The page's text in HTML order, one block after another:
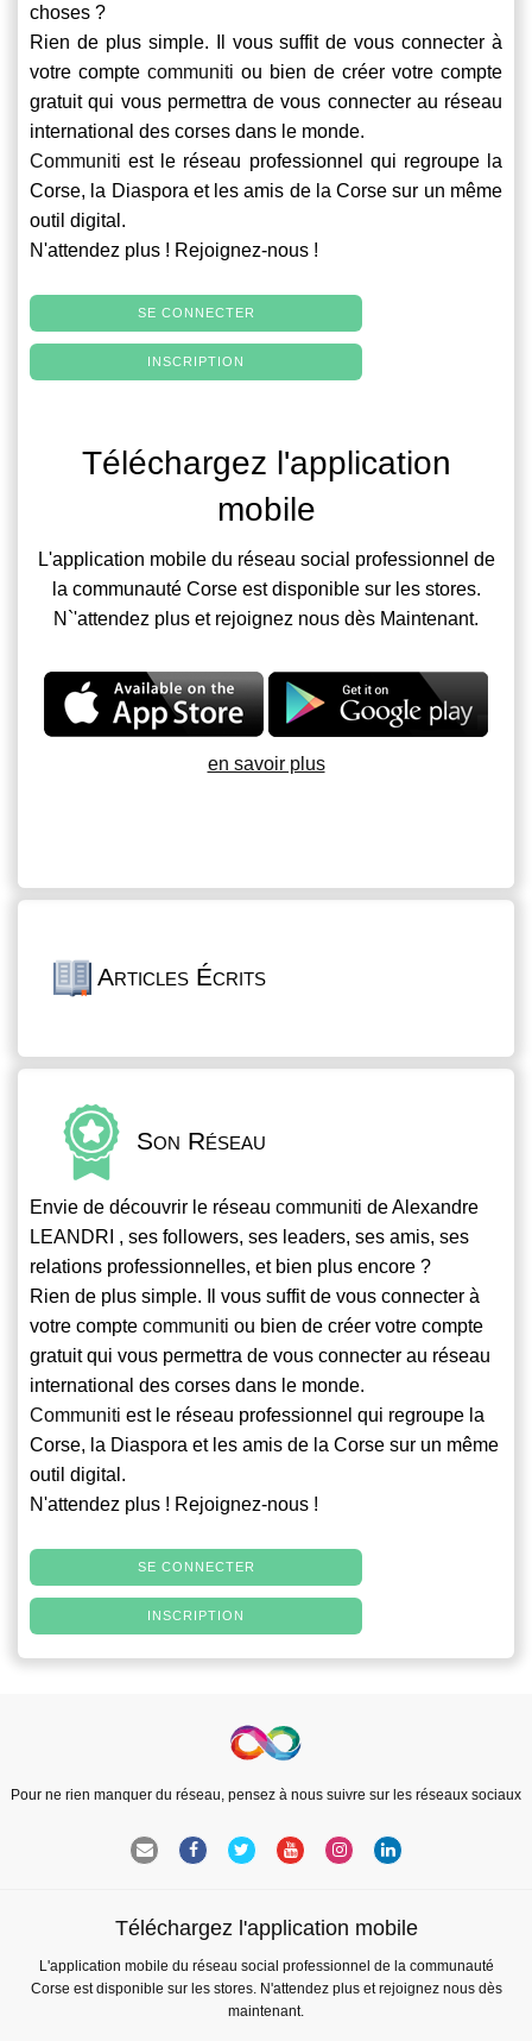
choses ?
Rien de plus simple. Il vous suffit de vous connecter à
votre compte communiti ou bien de créer votre compte
gratuit qui vous permettra de vous connecter au réseau
international des corses dans le monde.
Communiti est le réseau professionnel qui regroupe la
Corse, la Diaspora et les amis de la Corse sur un même
outil digital.
N'attendez plus ! Rejoignez-nous !
SE CONNECTER
INSCRIPTION
Téléchargez l'application
mobile
L'application mobile du réseau social professionnel de
la communauté Corse est disponible sur les stores.
N`'attendez plus et rejoignez nous dès Maintenant.
en savoir plus
Articles Écrits
Son Réseau
Envie de découvrir le réseau communiti de Alexandre
LEANDRI , ses followers, ses leaders, ses amis, ses
relations professionnelles, et bien plus encore ?
Rien de plus simple. Il vous suffit de vous connecter à
votre compte communiti ou bien de créer votre compte
gratuit qui vous permettra de vous connecter au réseau
international des corses dans le monde.
Communiti est le réseau professionnel qui regroupe la
Corse, la Diaspora et les amis de la Corse sur un même
outil digital.
N'attendez plus ! Rejoignez-nous !
SE CONNECTER
INSCRIPTION
Pour ne rien manquer du réseau, pensez à nous suivre sur les réseaux sociaux
Téléchargez l'application mobile
L'application mobile du réseau social professionnel de la communauté
Corse est disponible sur les stores. N'attendez plus et rejoignez nous dès
maintenant.